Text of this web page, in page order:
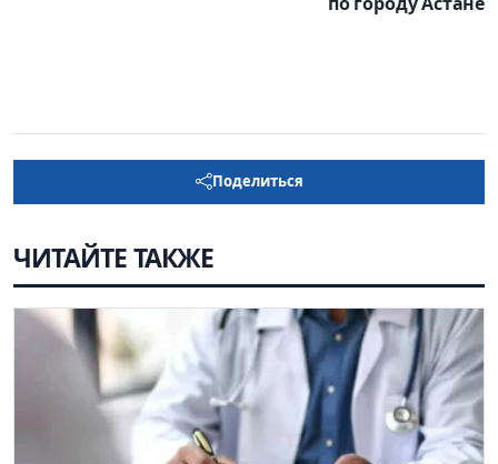
Поделиться
ЧИТАЙТЕ ТАКЖЕ